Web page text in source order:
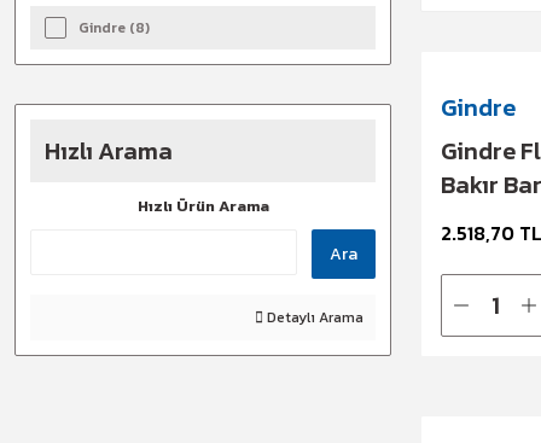
Gindre (8)
Hızlı Arama
Hızlı Ürün Arama
Ara
Detaylı Arama
Gindre
Gindre
Bakır
× 0,8 × 2
2.518,70 TL